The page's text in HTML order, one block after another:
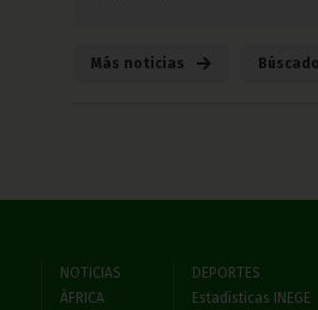
Más noticias
NOTICIAS
ÁFRICA
DEPORTES
Estadísticas INEGE